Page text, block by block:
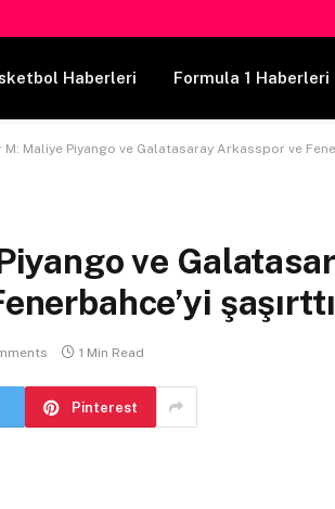
Haberleri Formula 1 Haberleri
M: Maliye Piyango ve Galatasaray Arkasspor ve
ve
şaşırttı
1 Min Read
Pinterest